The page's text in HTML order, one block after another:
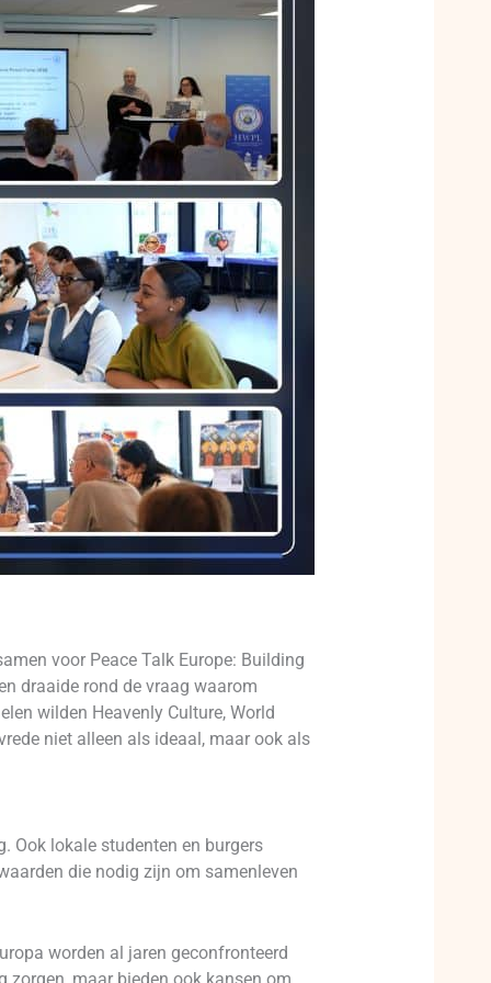
voor Peace Talk Europe: Building
draaide rond de vraag waarom
wilden Heavenly Culture, World
niet alleen als ideaal, maar ook als
Ook lokale studenten en burgers
die nodig zijn om samenleven
worden al jaren geconfronteerd